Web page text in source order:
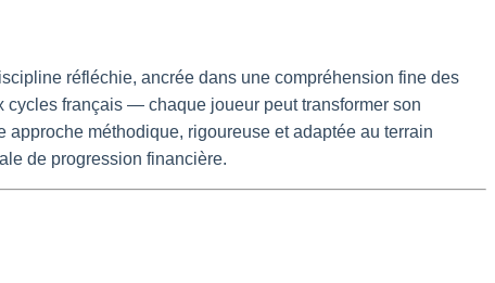
réfléchie, ancrée dans une compréhension fine des
français — chaque joueur peut transformer son
méthodique, rigoureuse et adaptée au terrain
de progression financière.